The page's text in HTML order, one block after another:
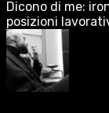
Dicono di me:
posizioni